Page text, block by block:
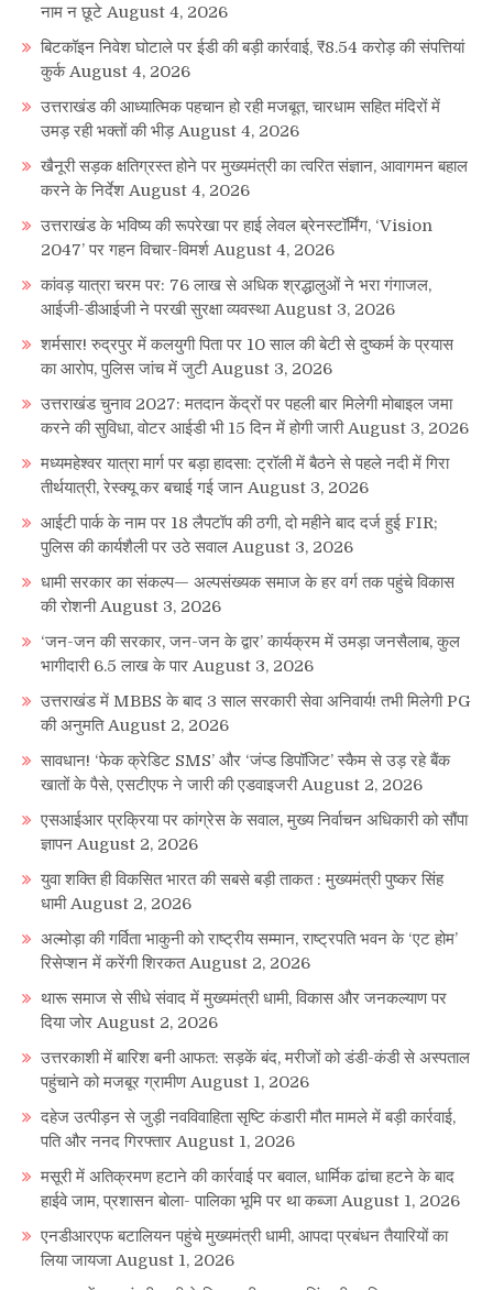
नाम न छूटे August 4, 2026
बिटकॉइन निवेश घोटाले पर ईडी की बड़ी कार्रवाई, ₹8.54 करोड़ की संपत्तियां
कुर्क August 4, 2026
उत्तराखंड की आध्यात्मिक पहचान हो रही मजबूत, चारधाम सहित मंदिरों में
उमड़ रही भक्तों की भीड़ August 4, 2026
खैनूरी सड़क क्षतिग्रस्त होने पर मुख्यमंत्री का त्वरित संज्ञान, आवागमन बहाल
करने के निर्देश August 4, 2026
उत्तराखंड के भविष्य की रूपरेखा पर हाई लेवल ब्रेनस्टॉर्मिंग, ‘Vision
2047’ पर गहन विचार-विमर्श August 4, 2026
कांवड़ यात्रा चरम पर: 76 लाख से अधिक श्रद्धालुओं ने भरा गंगाजल,
आईजी-डीआईजी ने परखी सुरक्षा व्यवस्था August 3, 2026
शर्मसार! रुद्रपुर में कलयुगी पिता पर 10 साल की बेटी से दुष्कर्म के प्रयास
का आरोप, पुलिस जांच में जुटी August 3, 2026
उत्तराखंड चुनाव 2027: मतदान केंद्रों पर पहली बार मिलेगी मोबाइल जमा
करने की सुविधा, वोटर आईडी भी 15 दिन में होगी जारी August 3, 2026
मध्यमहेश्वर यात्रा मार्ग पर बड़ा हादसा: ट्रॉली में बैठने से पहले नदी में गिरा
तीर्थयात्री, रेस्क्यू कर बचाई गई जान August 3, 2026
आईटी पार्क के नाम पर 18 लैपटॉप की ठगी, दो महीने बाद दर्ज हुई FIR;
पुलिस की कार्यशैली पर उठे सवाल August 3, 2026
धामी सरकार का संकल्प— अल्पसंख्यक समाज के हर वर्ग तक पहुंचे विकास
की रोशनी August 3, 2026
‘जन-जन की सरकार, जन-जन के द्वार’ कार्यक्रम में उमड़ा जनसैलाब, कुल
भागीदारी 6.5 लाख के पार August 3, 2026
उत्तराखंड में MBBS के बाद 3 साल सरकारी सेवा अनिवार्य! तभी मिलेगी PG
की अनुमति August 2, 2026
सावधान! ‘फेक क्रेडिट SMS’ और ‘जंप्ड डिपॉजिट’ स्कैम से उड़ रहे बैंक
खातों के पैसे, एसटीएफ ने जारी की एडवाइजरी August 2, 2026
एसआईआर प्रक्रिया पर कांग्रेस के सवाल, मुख्य निर्वाचन अधिकारी को सौंपा
ज्ञापन August 2, 2026
युवा शक्ति ही विकसित भारत की सबसे बड़ी ताकत : मुख्यमंत्री पुष्कर सिंह
धामी August 2, 2026
अल्मोड़ा की गर्विता भाकुनी को राष्ट्रीय सम्मान, राष्ट्रपति भवन के ‘एट होम’
रिसेप्शन में करेंगी शिरकत August 2, 2026
थारू समाज से सीधे संवाद में मुख्यमंत्री धामी, विकास और जनकल्याण पर
दिया जोर August 2, 2026
उत्तरकाशी में बारिश बनी आफत: सड़कें बंद, मरीजों को डंडी-कंडी से अस्पताल
पहुंचाने को मजबूर ग्रामीण August 1, 2026
दहेज उत्पीड़न से जुड़ी नवविवाहिता सृष्टि कंडारी मौत मामले में बड़ी कार्रवाई,
पति और ननद गिरफ्तार August 1, 2026
मसूरी में अतिक्रमण हटाने की कार्रवाई पर बवाल, धार्मिक ढांचा हटने के बाद
हाईवे जाम, प्रशासन बोला- पालिका भूमि पर था कब्जा August 1, 2026
एनडीआरएफ बटालियन पहुंचे मुख्यमंत्री धामी, आपदा प्रबंधन तैयारियों का
लिया जायजा August 1, 2026